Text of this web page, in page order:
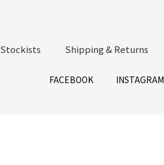
Stockists Shipping & Returns
FACEBOOK INSTAGRAM